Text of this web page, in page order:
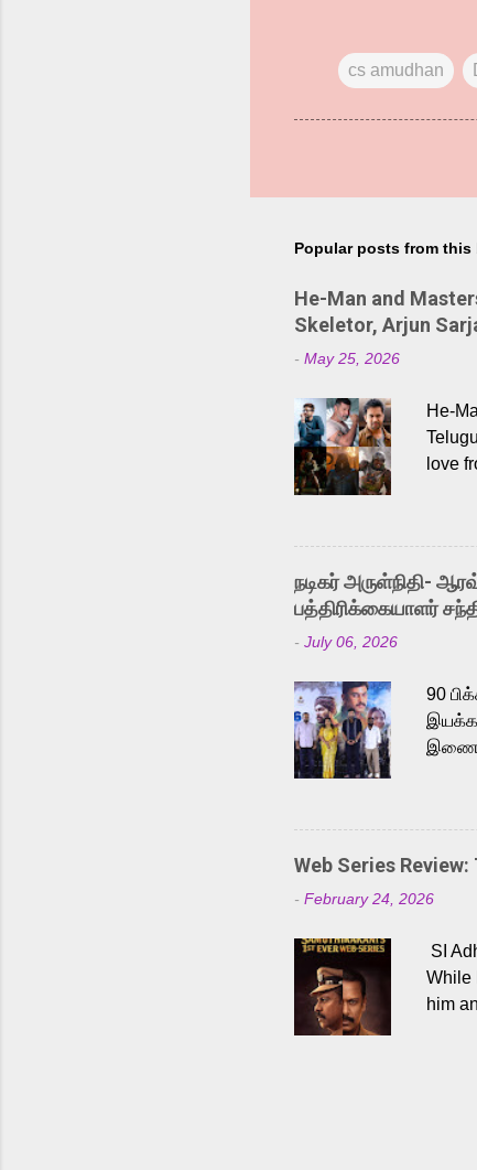
cs amudhan
Popular posts from this
He-Man and
Skeletor, Arjun
- May 25, 2026
He-
love
like
a
நடிகர் அருள்நிதி-
பத்திரிக்கையாளர்
- July 06, 2026
90
Web Series
- February 24, 2026
SI
While
him